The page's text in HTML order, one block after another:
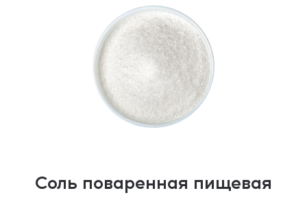
Соль поваренная пищевая